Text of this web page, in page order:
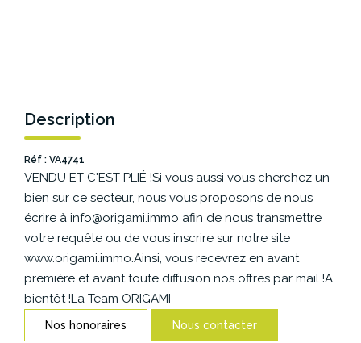
ESPACE BAILLEURS
ESPACE VENDEUR
CONTACT
Description
Réf : VA4741
VENDU ET C'EST PLIÉ !Si vous aussi vous cherchez un
bien sur ce secteur, nous vous proposons de nous
écrire à info@origami.immo afin de nous transmettre
votre requête ou de vous inscrire sur notre site
www.origami.immo.Ainsi, vous recevrez en avant
première et avant toute diffusion nos offres par mail !A
bientôt !La Team ORIGAMI
Nos honoraires Nous contacter